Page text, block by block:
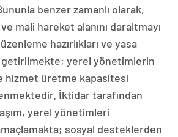
benzer zamanlı olarak,
mali hareket alanını daraltmayı
hazırlıkları ve yasa
yerel yönetimlerin
hizmet üretme kapasitesi
İktidar tarafından
yerel yönetimleri
sosyal desteklerden